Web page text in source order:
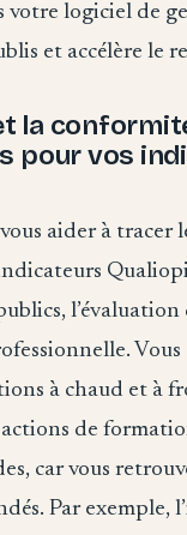
votre logiciel de
et accélère le
la
pour vos
aider à tracer
à chaud et à
de
car vous
Par exemple,